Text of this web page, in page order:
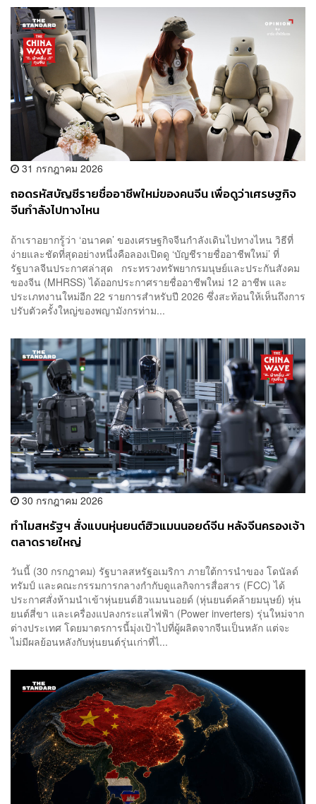
31 กรกฎาคม 2026
ถอดรหัสบัญชีรายชื่ออาชีพใหม่ของคนจีน เพื่อดูว่าเศรษฐกิจ
จีนกำลังไปทางไหน
ถ้าเราอยากรู้ว่า ‘อนาคต’ ของเศรษฐกิจจีนกำลังเดินไปทางไหน วิธีที่
ง่ายและชัดที่สุดอย่างหนึ่งคือลองเปิดดู ‘บัญชีรายชื่ออาชีพใหม่’ ที่
รัฐบาลจีนประกาศล่าสุด กระทรวงทรัพยากรมนุษย์และประกันสังคม
ของจีน (MHRSS) ได้ออกประกาศรายชื่ออาชีพใหม่ 12 อาชีพ และ
ประเภทงานใหม่อีก 22 รายการสำหรับปี 2026 ซึ่งสะท้อนให้เห็นถึงการ
ปรับตัวครั้งใหญ่ของพญามังกรท่าม...
30 กรกฎาคม 2026
ทำไมสหรัฐฯ สั่งแบนหุ่นยนต์ฮิวแมนนอยด์จีน หลังจีนครองเจ้า
ตลาดรายใหญ่
วันนี้ (30 กรกฎาคม) รัฐบาลสหรัฐอเมริกา ภายใต้การนำของ โดนัลด์
ทรัมป์ และคณะกรรมการกลางกำกับดูแลกิจการสื่อสาร (FCC) ได้
ประกาศสั่งห้ามนำเข้าหุ่นยนต์ฮิวแมนนอยด์ (หุ่นยนต์คล้ายมนุษย์) หุ่น
ยนต์สี่ขา และเครื่องแปลงกระแสไฟฟ้า (Power inverters) รุ่นใหม่จาก
ต่างประเทศ โดยมาตรการนี้มุ่งเป้าไปที่ผู้ผลิตจากจีนเป็นหลัก แต่จะ
ไม่มีผลย้อนหลังกับหุ่นยนต์รุ่นเก่าที่ไ...